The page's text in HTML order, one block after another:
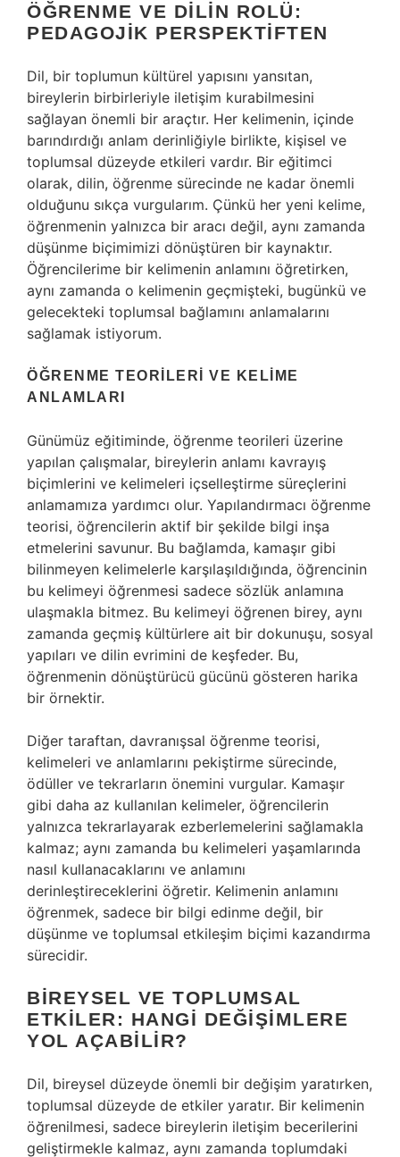
ÖĞRENME VE DILIN ROLÜ:
PEDAGOJIK PERSPEKTIFTEN
Dil, bir toplumun kültürel yapısını yansıtan,
bireylerin birbirleriyle iletişim kurabilmesini
sağlayan önemli bir araçtır. Her kelimenin, içinde
barındırdığı anlam derinliğiyle birlikte, kişisel ve
toplumsal düzeyde etkileri vardır. Bir eğitimci
olarak, dilin, öğrenme sürecinde ne kadar önemli
olduğunu sıkça vurgularım. Çünkü her yeni kelime,
öğrenmenin yalnızca bir aracı değil, aynı zamanda
düşünme biçimimizi dönüştüren bir kaynaktır.
Öğrencilerime bir kelimenin anlamını öğretirken,
aynı zamanda o kelimenin geçmişteki, bugünkü ve
gelecekteki toplumsal bağlamını anlamalarını
sağlamak istiyorum.
ÖĞRENME TEORILERI VE KELIME
ANLAMLARI
Günümüz eğitiminde, öğrenme teorileri üzerine
yapılan çalışmalar, bireylerin anlamı kavrayış
biçimlerini ve kelimeleri içselleştirme süreçlerini
anlamamıza yardımcı olur. Yapılandırmacı öğrenme
teorisi, öğrencilerin aktif bir şekilde bilgi inşa
etmelerini savunur. Bu bağlamda, kamaşır gibi
bilinmeyen kelimelerle karşılaşıldığında, öğrencinin
bu kelimeyi öğrenmesi sadece sözlük anlamına
ulaşmakla bitmez. Bu kelimeyi öğrenen birey, aynı
zamanda geçmiş kültürlere ait bir dokunuşu, sosyal
yapıları ve dilin evrimini de keşfeder. Bu,
öğrenmenin dönüştürücü gücünü gösteren harika
bir örnektir.
Diğer taraftan, davranışsal öğrenme teorisi,
kelimeleri ve anlamlarını pekiştirme sürecinde,
ödüller ve tekrarların önemini vurgular. Kamaşır
gibi daha az kullanılan kelimeler, öğrencilerin
yalnızca tekrarlayarak ezberlemelerini sağlamakla
kalmaz; aynı zamanda bu kelimeleri yaşamlarında
nasıl kullanacaklarını ve anlamını
derinleştireceklerini öğretir. Kelimenin anlamını
öğrenmek, sadece bir bilgi edinme değil, bir
düşünme ve toplumsal etkileşim biçimi kazandırma
sürecidir.
BIREYSEL VE TOPLUMSAL
ETKILER: HANGI DEĞIŞIMLERE
YOL AÇABILIR?
Dil, bireysel düzeyde önemli bir değişim yaratırken,
toplumsal düzeyde de etkiler yaratır. Bir kelimenin
öğrenilmesi, sadece bireylerin iletişim becerilerini
geliştirmekle kalmaz, aynı zamanda toplumdaki